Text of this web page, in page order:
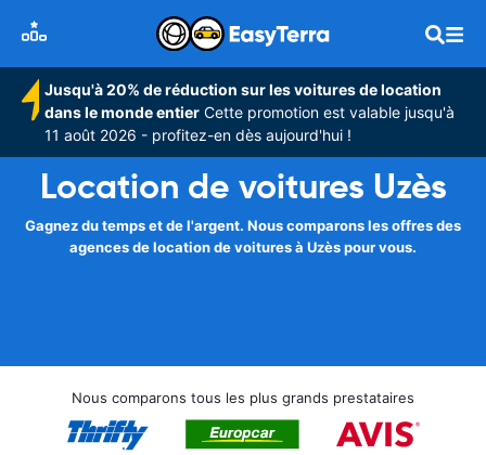
Jusqu'à 20% de réduction sur les voitures de location
dans le monde entier Cette promotion est valable jusqu'à
11 août 2026 - profitez-en dès aujourd'hui !
Location de voitures Uzès
Gagnez du temps et de l'argent. Nous comparons les offres des
agences de location de voitures à Uzès pour vous.
Nous comparons tous les plus grands prestataires